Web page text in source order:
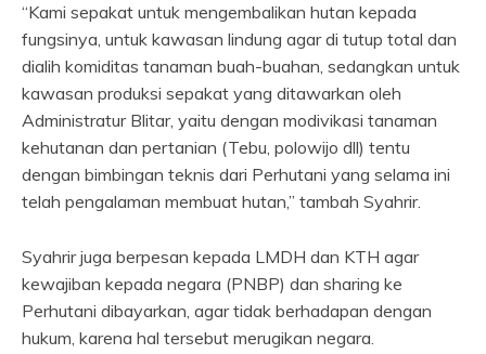
“Kami sepakat untuk mengembalikan hutan kepada
fungsinya, untuk kawasan lindung agar di tutup total dan
dialih komiditas tanaman buah-buahan, sedangkan untuk
kawasan produksi sepakat yang ditawarkan oleh
Administratur Blitar, yaitu dengan modivikasi tanaman
kehutanan dan pertanian (Tebu, polowijo dll) tentu
dengan bimbingan teknis dari Perhutani yang selama ini
telah pengalaman membuat hutan,” tambah Syahrir.
Syahrir juga berpesan kepada LMDH dan KTH agar
kewajiban kepada negara (PNBP) dan sharing ke
Perhutani dibayarkan, agar tidak berhadapan dengan
hukum, karena hal tersebut merugikan negara.